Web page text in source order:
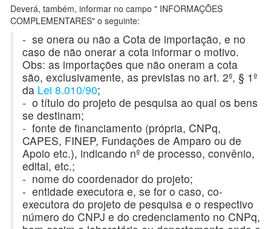
Deverá, também, informar no campo " INFORMAÇÕES
COMPLEMENTARES" o seguinte:
- se onera ou não a Cota de importação, e no
caso de não onerar a cota informar o motivo.
Obs: as importações que não oneram a cota
são, exclusivamente, as previstas no art. 2º, § 1º
da Lei 8.010/90;
- o título do projeto de pesquisa ao qual os bens
se destinam;
- fonte de financiamento (própria, CNPq,
CAPES, FINEP, Fundações de Amparo ou de
Apoio etc.), indicando nº de processo, convênio,
edital, etc.;
- nome do coordenador do projeto;
- entidade executora e, se for o caso, co-
executora do projeto de pesquisa e o respectivo
número do CNPJ e do credenciamento no CNPq,